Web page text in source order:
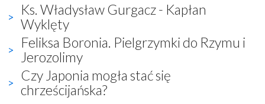
Ks. Władysław Gurgacz - Kapłan
Wyklęty
Feliksa Boronia. Pielgrzymki do Rzymu i
Jerozolimy
Czy Japonia mogła stać się
chrześcijańska?